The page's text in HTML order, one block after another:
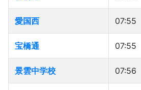
愛国西 07:55
宝橋通 07:55
景雲中学校 07:56
愛国西
宝橋通
景雲中学校